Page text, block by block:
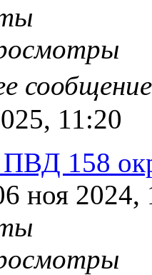
11:20
158
ноя 2024,